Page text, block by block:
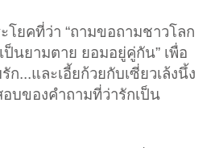
โยคที่ว่า “ถามขอถามชาวโลก
ป็นยามตาย ยอมอยู่คู่กัน” เพื่อ
ก...และเอี้ยก้วยกับเซี่ยวเล้งนึ้ง
บของคำถามที่ว่ารักเป็น